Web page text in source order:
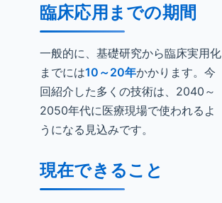
臨床応用までの期間
一般的に、基礎研究から臨床実用化
までには10～20年かかります。今
回紹介した多くの技術は、2040～
2050年代に医療現場で使われるよ
うになる見込みです。
現在できること